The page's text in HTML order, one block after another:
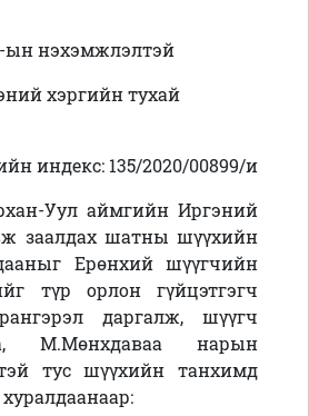
ын нэхэмжлэлтэй
хэргийн тухай
индекс: 135/2020/00899/и
аймгийн Иргэний
заалдах шатны шүүхийн
Ерөнхий шүүгчийн
түр орлон гүйцэтгэгч
даргалж, шүүгч
М.Мөнхдаваа нарын
тус шүүхийн танхимд